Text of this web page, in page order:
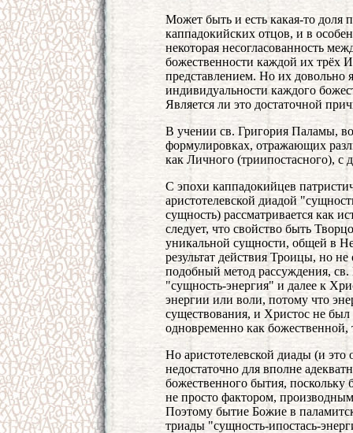
Может быть и есть какая-то доля
каппадокийских отцов, и в
некоторая несогласованность
божественности каждой их трёх
представлением. Но их довольно
индивидуальности каждого
Является ли это достаточной
В учении св. Григория Паламы, во
формулировках, отражающих
как Личного (триипостасного), с
С эпохи каппадокийцев
аристотелевской диадой
сущность) рассматривается как
следует, что свойство быть
уникальной сущности, общей в
результат действия Троицы, но
подобный метод рассуждения,
"сущность-энергия" и далее к
энергии или воли, потому что
существования, и Христос не
одновременно как божественной,
Но аристотелевской диады (и
недостаточно для вполне
божественного бытия, поскольку
не просто фактором,
Поэтому бытие Божие в
триады "сущность-ипостась-